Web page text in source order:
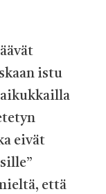
istu
eivät
että